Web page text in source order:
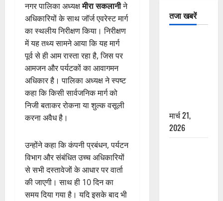
नगर पालिका अध्यक्षमीरा सकलानीने
अधिकारियों के साथ जॉर्ज एवरेस्ट मार्ग
का स्थलीय निरीक्षण किया। निरीक्षण
में यह तथ्य सामने आया कि यह मार्ग
पूर्व से ही आम रास्ता रहा है, जिस पर
आमजन और पर्यटकों का आवागमन
अधिकार है। पालिका अध्यक्ष ने स्पष्ट
कहा कि किसी सार्वजनिक मार्ग को
निजी बताकर रोकना या शुल्क वसूली
करना अवैध है।
उन्होंने कहा कि कंपनी प्रबंधन, पर्यटन
विभाग और संबंधित उच्च अधिकारियों
से सभी दस्तावेजों के आधार पर वार्ता
की जाएगी। साथ ही 10 दिन का
समय दिया गया है। यदि इसके बाद भी
तजा खबरें
मार्च 21,
2026